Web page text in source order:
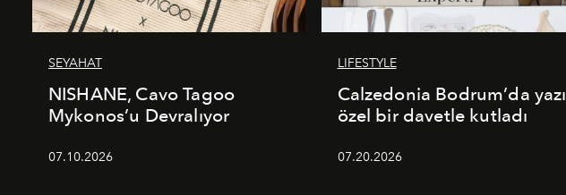
SEYAHAT
NISHANE, Cavo Tagoo
Mykonos’u Devralıyor
07.10.2026
LIFESTYLE
Calzedonia Bodrum’da yazı
özel bir davetle kutladı
07.20.2026